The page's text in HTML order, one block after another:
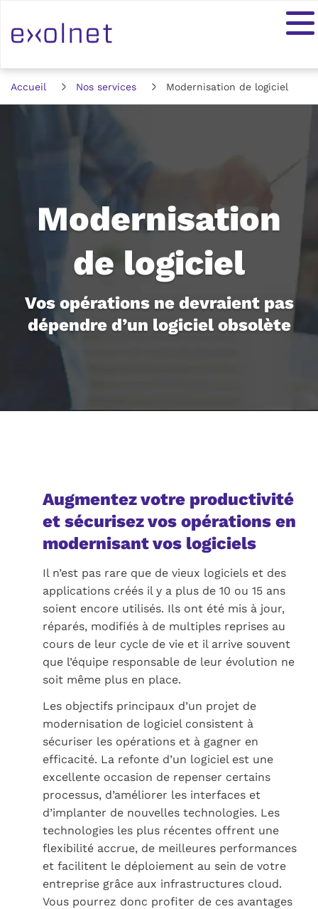
Accueil Nos services Modernisation de logiciel
Modernisation
de logiciel
Vos opérations ne devraient pas
dépendre d’un logiciel obsolète
Augmentez votre productivité
et sécurisez vos opérations en
modernisant vos logiciels
Il n’est pas rare que de vieux logiciels et des
applications créés il y a plus de 10 ou 15 ans
soient encore utilisés. Ils ont été mis à jour,
réparés, modifiés à de multiples reprises au
cours de leur cycle de vie et il arrive souvent
que l’équipe responsable de leur évolution ne
soit même plus en place.
Les objectifs principaux d’un projet de
modernisation de logiciel consistent à
sécuriser les opérations et à gagner en
efficacité. La refonte d’un logiciel est une
excellente occasion de repenser certains
processus, d’améliorer les interfaces et
d’implanter de nouvelles technologies. Les
technologies les plus récentes offrent une
flexibilité accrue, de meilleures performances
et facilitent le déploiement au sein de votre
entreprise grâce aux infrastructures cloud.
Vous pourrez donc profiter de ces avantages